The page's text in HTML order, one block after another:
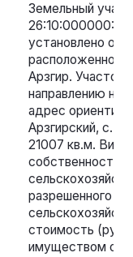
Земельный
установлено
расположенного
Арзгир. Участок
направлению на
адрес
Арзгирский, с.
21007 кв.м. Вид
собственность
разрешенного
стоимость
имуществом